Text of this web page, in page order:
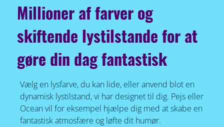
Millioner af farver og
skiftende lystilstande for at
gøre din dag fantastisk
Vælg en lysfarve, du kan lide, eller anvend blot en
dynamisk lystilstand, vi har designet til dig. Pejs eller
Ocean vil for eksempel hjælpe dig med at skabe en
fantastisk atmosfære og løfte dit humør.